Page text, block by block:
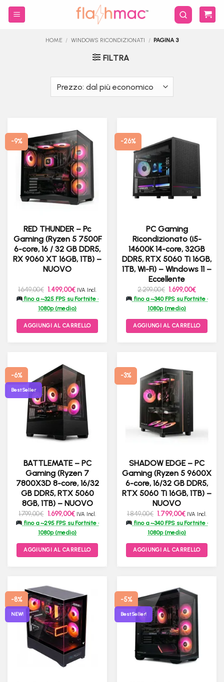
Salta
HOME / WINDOWS RICONDIZIONATI / PAGINA 3
FILTRA
-9%
RED THUNDER – Pc
Gaming (Ryzen 5 7500F
6-core, 16 / 32 GB DDR5,
RX 9060 XT 16GB, 1TB) –
NUOVO
1.649,00€ Il
prezzo
originale
era:
1.499,00€Il
prezzo
attuale
è:
IVA Incl.
fino a ~325 FPS su Fortnite ·
1080p (medio)
AGGIUNGI AL CARRELLO
-26%
PC Gaming
Ricondizionato (i5-
14600K 14-core, 32GB
DDR5, RTX 5060 Ti 16GB,
1TB, Wi-Fi) – Windows 11 –
Eccellente
2.299,00€ Il
prezzo
originale
era:
1.699,00€Il
prezzo
attuale
fino a ~340 FPS su Fortnite ·
1080p (medio)
AGGIUNGI AL CARRELLO
-6%
Best Seller
BATTLEMATE – PC
Gaming (Ryzen 7
7800X3D 8-core, 16/32
GB DDR5, RTX 5060
8GB, 1TB) – NUOVO
1.799,00€ Il
prezzo
originale
era:
1.699,00€Il
prezzo
attuale
è:
IVA Incl.
fino a ~295 FPS su Fortnite ·
1080p (medio)
AGGIUNGI AL CARRELLO
-3%
SHADOW EDGE – PC
Gaming (Ryzen 5 9600X
6-core, 16/32 GB DDR5,
RTX 5060 Ti 16GB, 1TB) –
NUOVO
1.849,00€ Il
prezzo
originale
era:
1.799,00€Il
prezzo
attuale
è:
IVA Incl.
fino a ~340 FPS su Fortnite ·
1080p (medio)
AGGIUNGI AL CARRELLO
-8%
NEW!
-5%
Best Seller!